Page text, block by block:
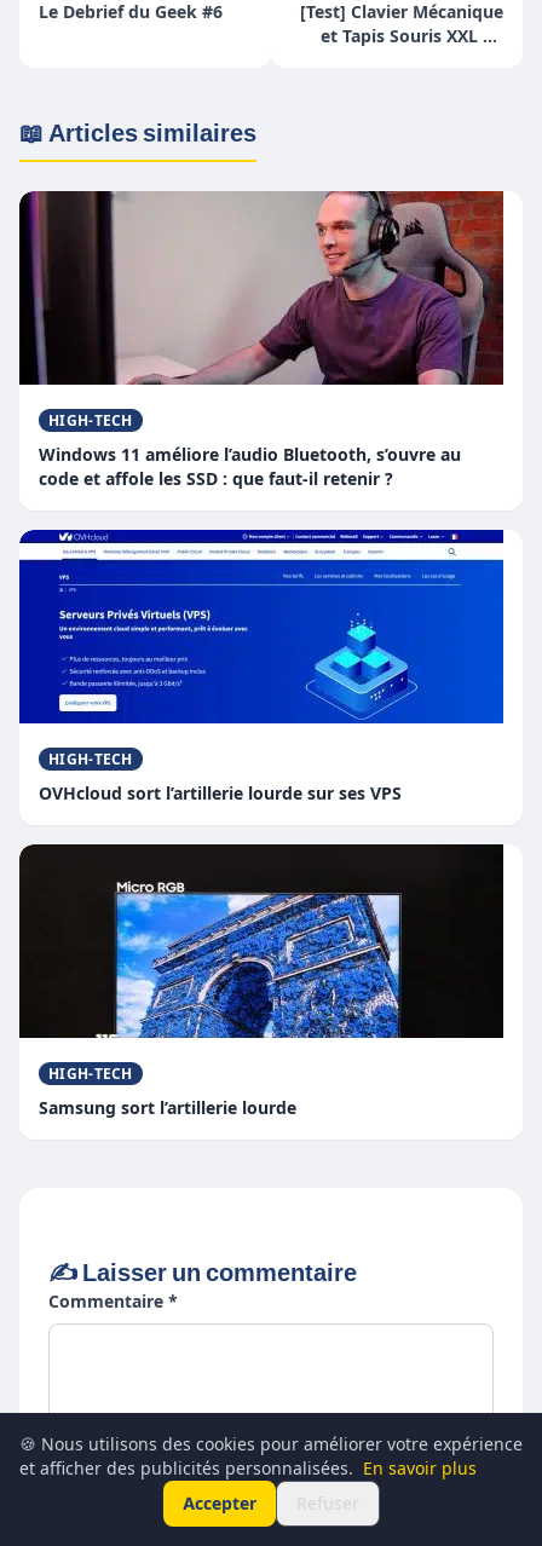
Le Debrief du Geek #6
[Test] Clavier Mécanique
et Tapis Souris XXL de
📖 Articles similaires
HIGH-TECH
Windows 11 améliore l’audio Bluetooth, s’ouvre au
code et affole les SSD : que faut-il retenir ?
HIGH-TECH
OVHcloud sort l’artillerie lourde sur ses VPS
HIGH-TECH
Samsung sort l’artillerie lourde
✍️ Laisser un commentaire
Commentaire *
🍪 Nous utilisons des cookies pour améliorer votre expérience
et afficher des publicités personnalisées. En savoir plus
Accepter
Refuser